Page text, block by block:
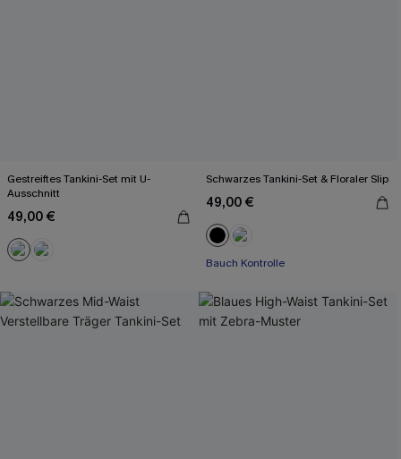
Gestreiftes Tankini-Set mit U-
Ausschnitt
49,00 €
Schwarzes Tankini-Set & Floraler Slip
49,00 €
Bauch Kontrolle